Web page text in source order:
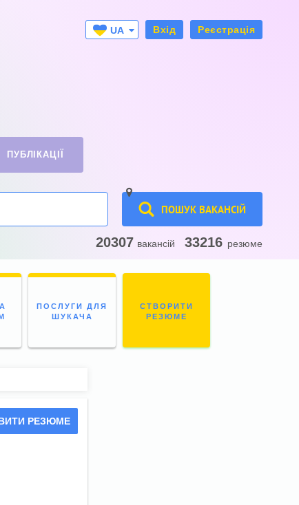
UA
Вхід Реєстрація
ПУБЛІКАЦІЇ
ПОШУК ВАКАНСІЙ
20307 вакансій 33216 резюме
ПОСЛУГИ ДЛЯ
ШУКАЧА
СТВОРИТИ
РЕЗЮМЕ
РЕЗЮМЕ